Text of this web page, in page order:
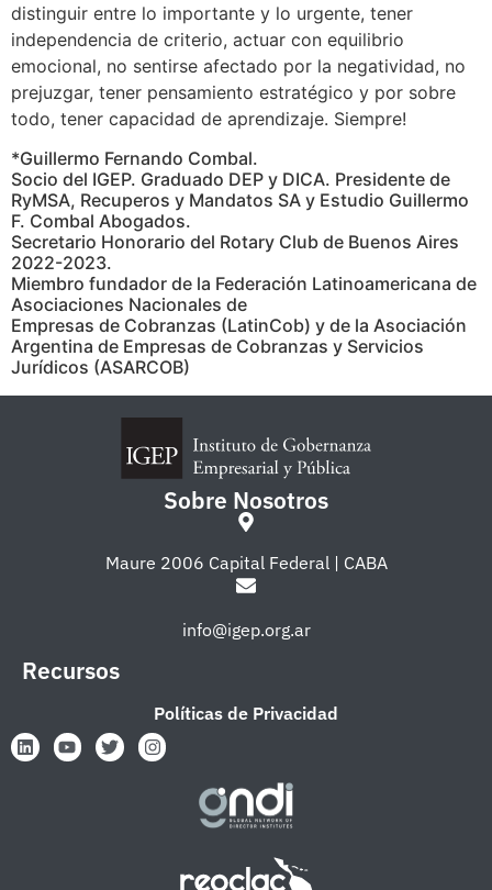
distinguir entre lo importante y lo urgente, tener
independencia de criterio, actuar con equilibrio
emocional, no sentirse afectado por la negatividad, no
prejuzgar, tener pensamiento estratégico y por sobre
todo, tener capacidad de aprendizaje. Siempre!
*Guillermo Fernando Combal.
Socio del IGEP. Graduado DEP y DICA. Presidente de
RyMSA, Recuperos y Mandatos SA y Estudio Guillermo
F. Combal Abogados.
Secretario Honorario del Rotary Club de Buenos Aires
2022-2023.
Miembro fundador de la Federación Latinoamericana de
Asociaciones Nacionales de
Empresas de Cobranzas (LatinCob) y de la Asociación
Argentina de Empresas de Cobranzas y Servicios
Jurídicos (ASARCOB)
Sobre Nosotros
Maure 2006 Capital Federal | CABA
info@igep.org.ar
Recursos
Políticas de Privacidad